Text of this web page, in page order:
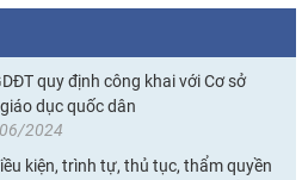
quy định công khai với Cơ sở
dục quốc dân
2024
kiện, trình tự, thủ tục, thẩm quyền